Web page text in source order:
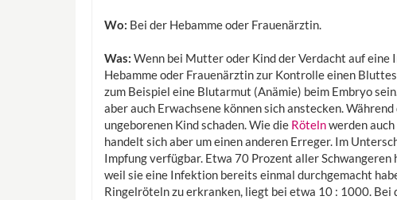
Wo: Bei der Hebamme oder Frauenärztin.
Was: Wenn bei Mutter oder Kind der Verdacht auf
Hebamme oder Frauenärztin zur Kontrolle einen
zum Beispiel eine Blutarmut (Anämie) beim Embryo
aber auch Erwachsene können sich anstecken.
ungeborenen Kind schaden. Wie die Rötelnwerden auch
handelt sich aber um einen anderen Erreger. Im
Impfung verfügbar. Etwa 70 Prozent aller Schwangeren
weil sie eine Infektion bereits einmal durchgemacht
Ringelröteln zu erkranken, liegt bei etwa 10 : 1000.